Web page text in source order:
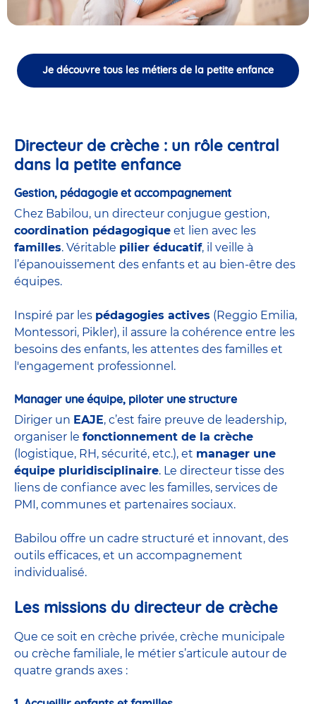
Je découvre tous les métiers de la petite enfance
Directeur de crèche : un rôle central
dans la petite enfance
Gestion, pédagogie et accompagnement
Chez Babilou, un directeur conjugue gestion,
coordination pédagogique et lien avec les
familles. Véritable pilier éducatif, il veille à
l’épanouissement des enfants et au bien-être des
équipes.
Inspiré par les pédagogies actives (Reggio Emilia,
Montessori, Pikler), il assure la cohérence entre les
besoins des enfants, les attentes des familles et
l'engagement professionnel.
Manager une équipe, piloter une structure
Diriger un EAJE, c’est faire preuve de leadership,
organiser le fonctionnement de la crèche
(logistique, RH, sécurité, etc.), et manager une
équipe pluridisciplinaire. Le directeur tisse des
liens de confiance avec les familles, services de
PMI, communes et partenaires sociaux.
Babilou offre un cadre structuré et innovant, des
outils efficaces, et un accompagnement
individualisé.
Les missions du directeur de crèche
Que ce soit en crèche privée, crèche municipale
ou crèche familiale, le métier s’articule autour de
quatre grands axes :